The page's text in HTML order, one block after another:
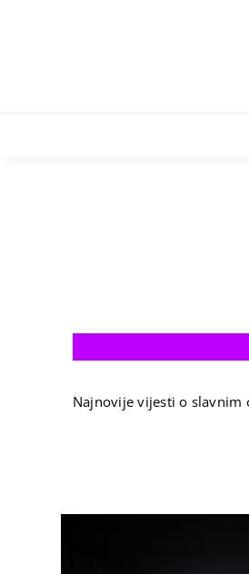
Najnovije vijesti o slavnim